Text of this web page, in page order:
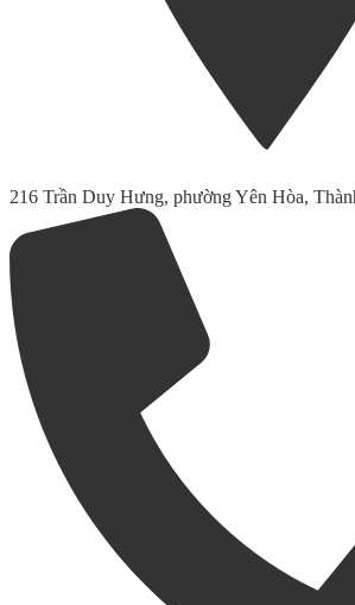
216 Trần Duy Hưng, phường Yên Hòa,